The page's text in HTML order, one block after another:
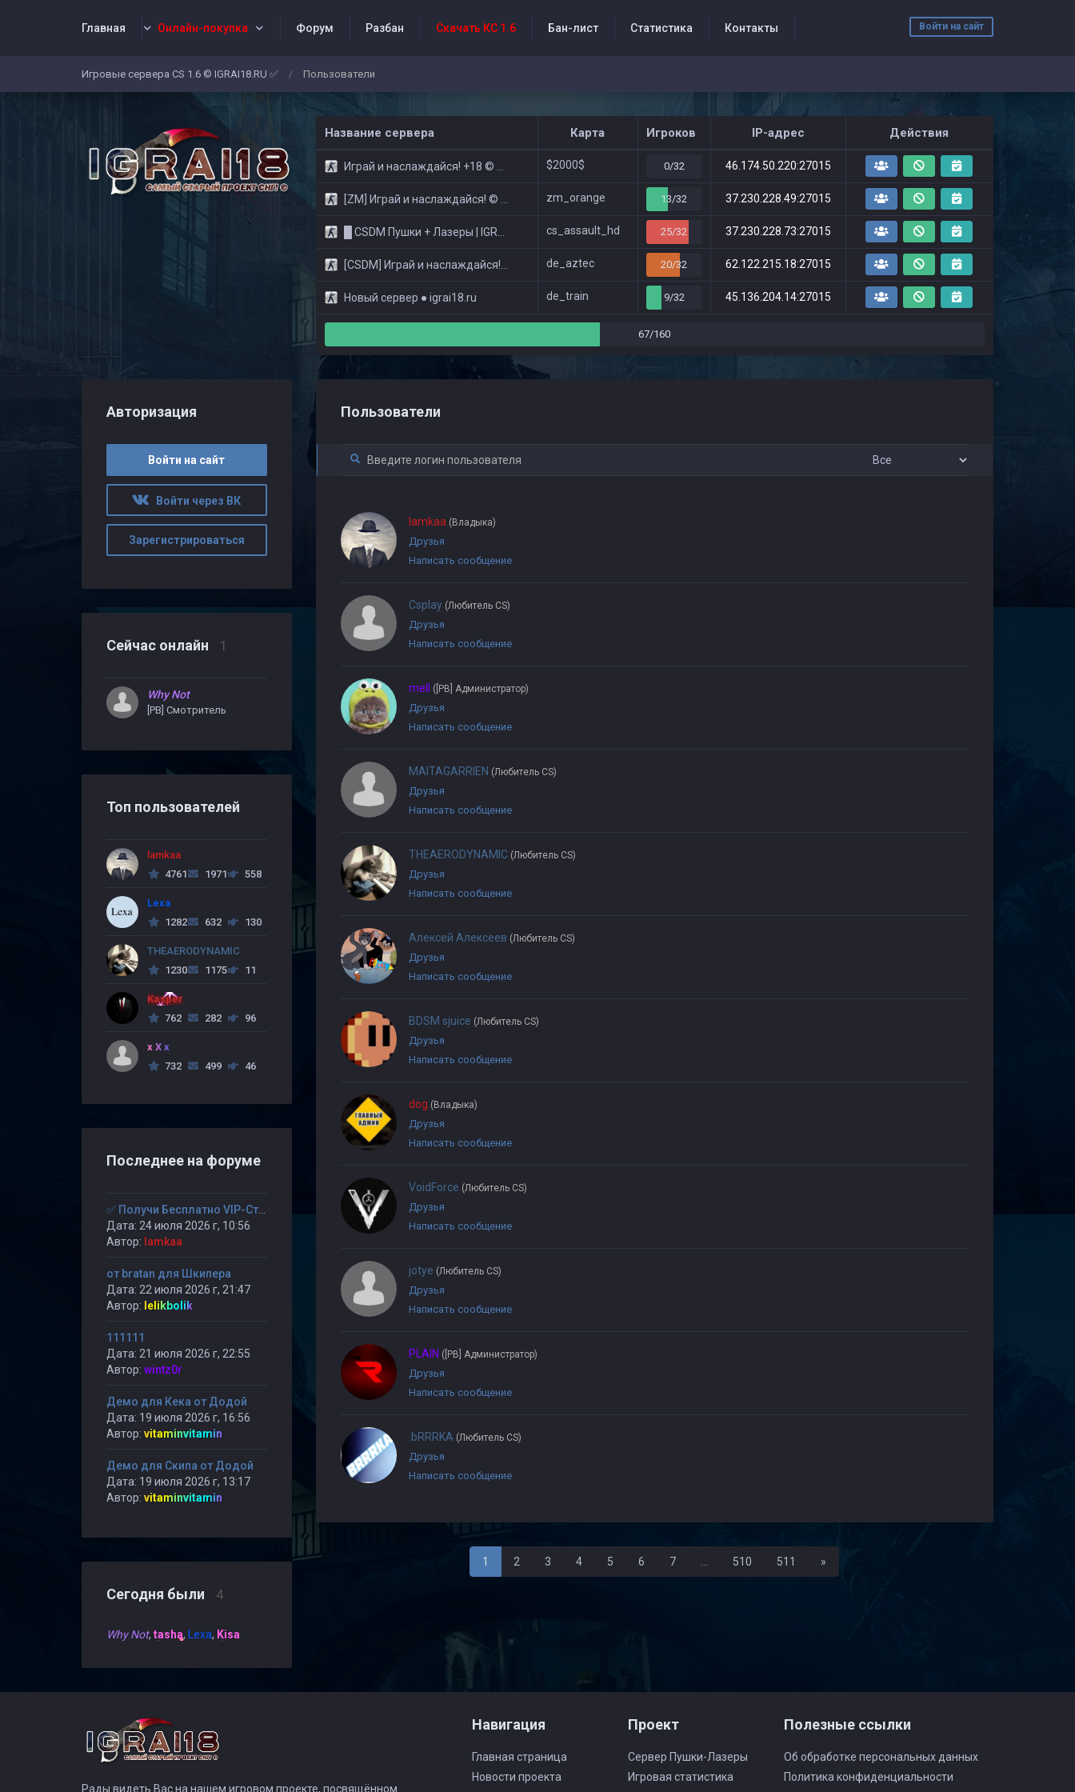
Войти на сайт
Главная Онлайн-покупка Форум Разбан Скачать КС 1.6 Бан-лист Статистика Контакты
Игровые сервера CS 1.6 © IGRAI18.RU ✅ / Пользователи
Название сервера Карта Игроков IP-адрес Действия
Играй и наслаждайся! +18 © Public $2000$ 0/32 46.174.50.220:27015
[ZM] Играй и наслаждайся! © Zombie Show zm_orange 13/32 37.230.228.49:27015
█ CSDM Пушки + Лазеры | IGRAI18.RU ツ █ cs_assault_hd 25/32 37.230.228.73:27015
[CSDM] Играй и наслаждайся! © Classic de_aztec 20/32 62.122.215.18:27015
Новый сервер ● igrai18.ru de_train 9/32 45.136.204.14:27015
67/160
Пользователи
lamkaa (Владыка)
Друзья
Написать сообщение
Csplay (Любитель CS)
Друзья
Написать сообщение
mell ([PB] Администратор)
Друзья
Написать сообщение
MAITAGARRIEN (Любитель CS)
Друзья
Написать сообщение
THEAERODYNAMIC (Любитель CS)
Друзья
Написать сообщение
Алексей Алексеев (Любитель CS)
Друзья
Написать сообщение
BDSM sjuice (Любитель CS)
Друзья
Написать сообщение
dog (Владыка)
Друзья
Написать сообщение
VoidForce (Любитель CS)
Друзья
Написать сообщение
jotye (Любитель CS)
Друзья
Написать сообщение
PLAIN ([PB] Администратор)
Друзья
Написать сообщение
.bRRRKA (Любитель CS)
Друзья
Написать сообщение
1 2 3 4 5 6 7 510 511 »
Авторизация
Войти на сайт
Войти через ВК
Зарегистрироваться
Сейчас онлайн 1
Why Not
[PB] Смотритель
Топ пользователей
lamkaa
4761
1971 558
Lexa
1282
632 130
THEAERODYNAMIC
1230
1175 11
Kasper
762
282 96
x X x
732
499 46
Последнее на форуме
Дата: 24 июля 2026 г, 10:56
Автор: lamkaa
от bratan для Шкипера
Дата: 22 июля 2026 г, 21:47
Автор: lelikbolik
111111
Дата: 21 июля 2026 г, 22:55
Автор: wintz0r
Демо для Кека от Додой
Дата: 19 июля 2026 г, 16:56
Автор: vitaminvitamin
Демо для Скипа от Додой
Дата: 19 июля 2026 г, 13:17
Автор: vitaminvitamin
Сегодня были 4
Why Not, tasha, Lexa, Kisa
Рады видеть Вас на нашем игровом проекте, посвящённом
Навигация
Главная страница
Новости проекта
Проект
Сервер Пушки-Лазеры
Игровая статистика
Полезные ссылки
Об обработке персональных данных
Политика конфиденциальности